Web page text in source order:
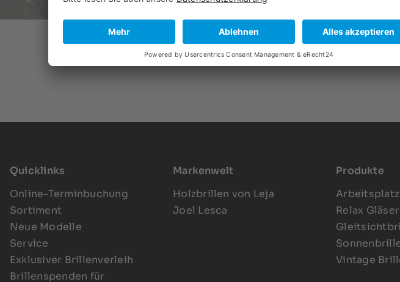
Quicklinks
Online-Terminbuchung
Sortiment
Neue Modelle
Service
Exklusiver Brillenverleih
Brillenspenden für
Markenwelt
Holzbrillen von Leja
Joel Lesca
Produkte
Relax Gläser
Vintage